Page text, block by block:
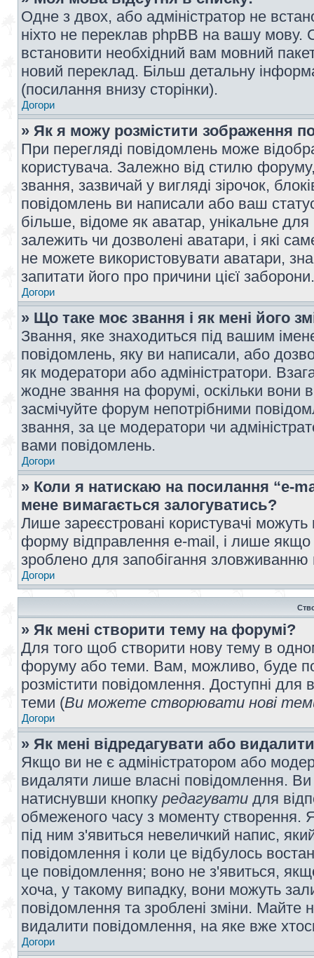
Одне з двох, або адміністратор не
ніхто не переклав phpBB на вашу мову.
встановити необхідний вам мовний
новий переклад. Більш детальну
(посилання внизу сторінки).
Догори
» Як я можу розмістити зображення
При перегляді повідомлень може
користувача. Залежно від стилю
звання, зазвичай у вигляді зірочок,
повідомлень ви написали або ваш
більше, відоме як аватар, унікальне
залежить чи дозволені аватари, і які
не можете використовувати аватари,
запитати його про причини цієї заборони.
Догори
» Що таке моє звання і як мені його
Звання, яке знаходиться під вашим
повідомлень, яку ви написали, або
як модератори або адміністратори.
жодне звання на форумі, оскільки вони
засмічуйте форум непотрібними
звання, за це модератори чи
вами повідомлень.
Догори
» Коли я натискаю на посилання “e-
мене вимагається залогуватись?
Лише зареєстровані користувачі
форму відправлення e-mail, і лише
зроблено для запобігання
Догори
» Як мені створити тему на форумі?
Для того щоб створити нову тему в
форуму або теми. Вам, можливо, буде
розмістити повідомлення. Доступні для
теми (Ви можете створювати нові
Догори
» Як мені відредагувати або
Якщо ви не є адміністратором або
видаляти лише власні повідомлення.
натиснувши кнопку редагувати для
обмеженого часу з моменту створення.
під ним з'явиться невеличкий напис,
повідомлення і коли це відбулось
це повідомлення; воно не з'явиться,
хоча, у такому випадку, вони можуть
повідомлення та зроблені зміни. Майте
видалити повідомлення, на яке вже
Догори